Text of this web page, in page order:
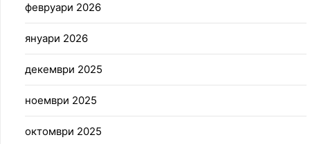
февруари 2026
януари 2026
декември 2025
ноември 2025
октомври 2025